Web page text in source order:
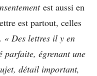
est aussi en
est partout, celles
« Des lettres il y en
parfaite, égrenant une
détail important,